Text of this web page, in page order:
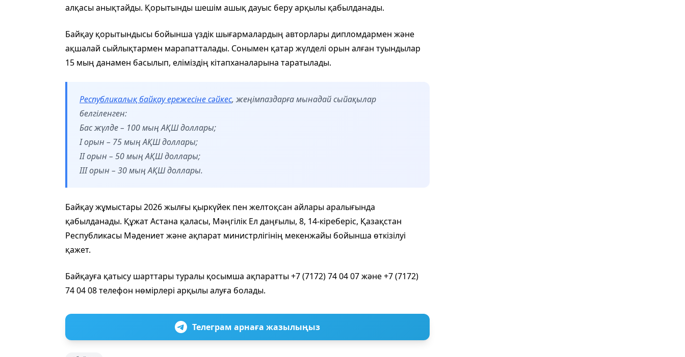
алқасы анықтайды. Қорытынды шешім ашық дауыс беру арқылы қабылданады.
Байқау қорытындысы бойынша үздік шығармалардың авторлары дипломдармен және
ақшалай сыйлықтармен марапатталады. Сонымен қатар жүлделі орын алған туындылар
15 мың данамен басылып, еліміздің кітапханаларына таратылады.
Республикалық байқау ережесіне сәйкес, жеңімпаздарға мынадай сыйақылар
белгіленген:
Бас жүлде – 100 мың АҚШ доллары;
I орын – 75 мың АҚШ доллары;
II орын – 50 мың АҚШ доллары;
III орын – 30 мың АҚШ доллары.
Байқау жұмыстары 2026 жылғы қыркүйек пен желтоқсан айлары аралығында
қабылданады. Құжат Астана қаласы, Мәңгілік Ел даңғылы, 8, 14-кіреберіс, Қазақстан
Республикасы Мәдениет және ақпарат министрлігінің мекенжайы бойынша өткізілуі
қажет.
Байқауға қатысу шарттары туралы қосымша ақпаратты +7 (7172) 74 04 07 және +7 (7172)
74 04 08 телефон нөмірлері арқылы алуға болады.
Телеграм арнаға жазылыңыз